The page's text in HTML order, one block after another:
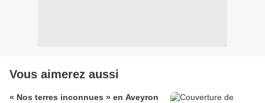
Vous aimerez aussi
« Nos terres inconnues » en Aveyron